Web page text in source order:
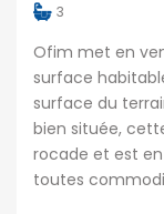
3
Ofim met en
surface
surface du
bien située,
rocade et est
toutes